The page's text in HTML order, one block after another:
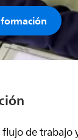
de trabajo